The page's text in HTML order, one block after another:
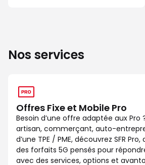
Nos services
Offres Fixe et Mobile Pro
Besoin d’une offre adaptée aux Pro
artisan, commerçant, auto-
d’une TPE / PME, découvrez SFR
des forfaits 5G pensés pour
avec des services, options et